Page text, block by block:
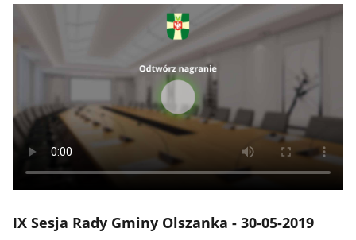
IX Sesja Rady Gminy Olszanka - 30-05-2019